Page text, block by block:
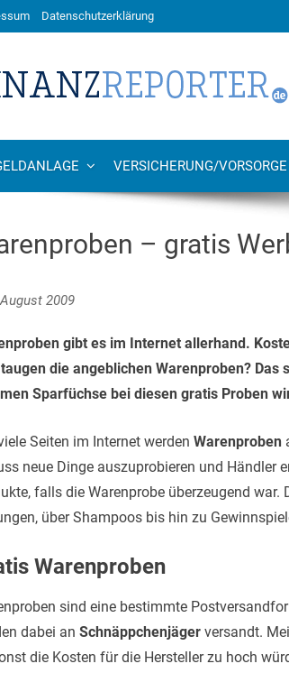
Datenschutzerklärung
VERSICHERUNG/VORSORGE
– gratis
2009
gibt es im Internet allerhand.
die angeblichen Warenproben?
Sparfüchse bei diesen gratis Proben
Seiten im Internet werden Warenproben
neue Dinge auszuprobieren und Händler
falls die Warenprobe überzeugend war.
über Shampoos bis hin zu
Warenproben
sind eine bestimmte
dabei an Schnäppchenjäger versandt.
die Kosten für die Hersteller zu hoch